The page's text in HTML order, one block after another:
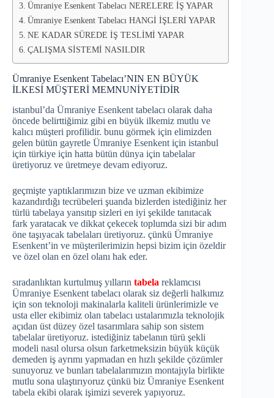
Ümraniye Esenkent Tabelacı NERELERE İŞ YAPAR
Ümraniye Esenkent Tabelacı HANGİ İŞLERİ YAPAR
NE KADAR SÜREDE İŞ TESLİMİ YAPAR
ÇALIŞMA SİSTEMİ NASILDIR
Ümraniye Esenkent Tabelacı’NIN EN BÜYÜK
İLKESİ MÜŞTERİ MEMNUNİYETİDİR
istanbul’da Ümraniye Esenkent tabelacı olarak daha
öncede belirttiğimiz gibi en büyük ilkemiz mutlu ve
kalıcı müşteri profilidir. bunu görmek için elimizden
gelen bütün gayretle Ümraniye Esenkent için istanbul
için türkiye için hatta bütün dünya için tabelalar
üretiyoruz ve üretmeye devam ediyoruz.
geçmişte yaptıklarımızın bize ve uzman ekibimize
kazandırdığı tecrübeleri şuanda bizlerden istediğiniz her
türlü tabelaya yansıtıp sizleri en iyi şekilde tanıtacak
fark yaratacak ve dikkat çekecek toplumda sizi bir adım
öne taşıyacak tabelaları üretiyoruz. çünkü Ümraniye
Esenkent’in ve müşterilerimizin hepsi bizim için özeldir
ve özel olan en özel olanı hak eder.
sıradanlıktan kurtulmuş yılların tabela reklamcısı
Ümraniye Esenkent tabelacı olarak siz değerli halkımız
için son teknoloji makinalarla kaliteli ürünlerimizle ve
usta eller ekibimiz olan tabelacı ustalarımızla teknolojik
açıdan üst düzey özel tasarımlara sahip son sistem
tabelalar üretiyoruz. istediğiniz tabelanın türü şekli
modeli nasıl olursa olsun farketmeksizin büyük küçük
demeden iş ayrımı yapmadan en hızlı şekilde çözümler
sunuyoruz ve bunları tabelalarımızın montajıyla birlikte
mutlu sona ulaştırıyoruz çünkü biz Ümraniye Esenkent
tabela ekibi olarak işimizi severek yapıyoruz.